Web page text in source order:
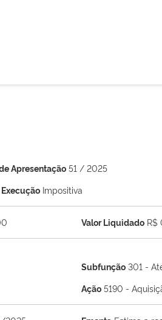
Apresentação 51 / 2025
Impositiva
Valor Liquidado R$
Subfunção 301 -
Ação 5190 -